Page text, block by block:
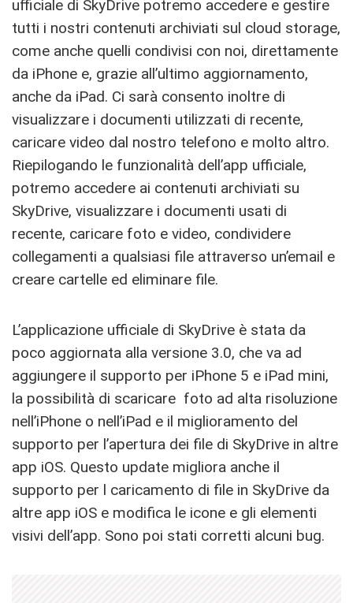
ufficiale di SkyDrive potremo accedere e gestire
tutti i nostri contenuti archiviati sul cloud storage,
come anche quelli condivisi con noi, direttamente
da iPhone e, grazie all’ultimo aggiornamento,
anche da iPad. Ci sarà consento inoltre di
visualizzare i documenti utilizzati di recente,
caricare video dal nostro telefono e molto altro.
Riepilogando le funzionalità dell’app ufficiale,
potremo accedere ai contenuti archiviati su
SkyDrive, visualizzare i documenti usati di
recente, caricare foto e video, condividere
collegamenti a qualsiasi file attraverso un’email e
creare cartelle ed eliminare file.
L’applicazione ufficiale di SkyDrive è stata da
poco aggiornata alla versione 3.0, che va ad
aggiungere il supporto per iPhone 5 e iPad mini,
la possibilità di scaricare foto ad alta risoluzione
nell’iPhone o nell’iPad e il miglioramento del
supporto per l’apertura dei file di SkyDrive in altre
app iOS. Questo update migliora anche il
supporto per l caricamento di file in SkyDrive da
altre app iOS e modifica le icone e gli elementi
visivi dell’app. Sono poi stati corretti alcuni bug.